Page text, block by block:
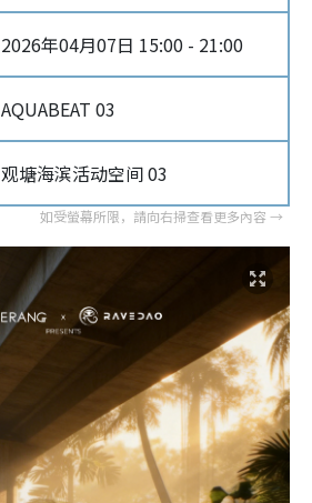
2026年04月07日 15:00 - 21:00
AQUABEAT 03
观塘海滨活动空间 03